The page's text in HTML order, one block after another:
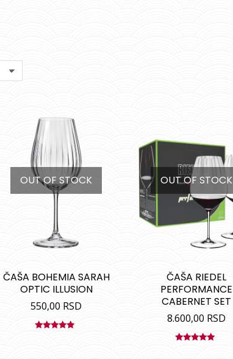
OUT OF STOCK
ČAŠA BOHEMIA SARAH
OPTIC ILLUSION
550,00 RSD
OUT OF STOCK
ČAŠA RIEDEL
PERFORMANCE
CABERNET SET
8.600,00 RSD